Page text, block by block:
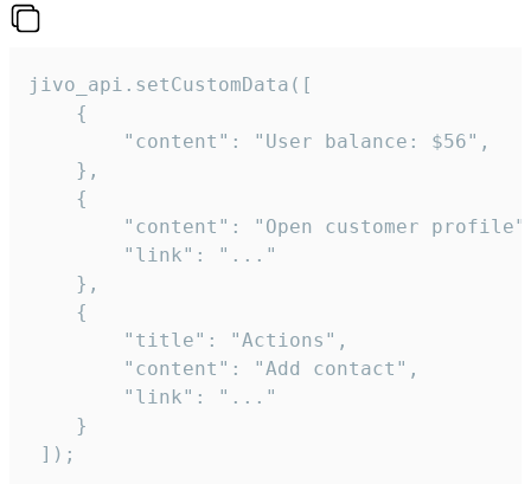
jivo_api.setCustomData([
    {
        "content": "User balance: $56",
    },
    {
"content": "Open customer
        "link": "..."
    },
    {
        "title": "Actions",
        "content": "Add contact",
        "link": "..."
    }
]);